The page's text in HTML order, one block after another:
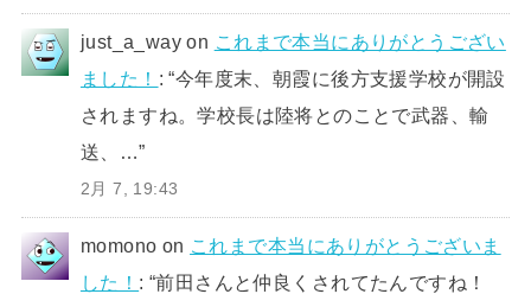
just_a_way on これまで本当にありがとうござい
ました！ : “今年度末、朝霞に後方支援学校が開設
されますね。学校長は陸将とのことで武器、輸
送、…”
2月 7, 19:43
momono on これまで本当にありがとうございま
した！ : “前田さんと仲良くされてたんですね！